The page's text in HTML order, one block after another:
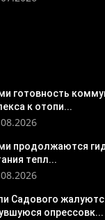
готовность
к отопи...
продолжаются
тепл...
Садового
опрессовк...